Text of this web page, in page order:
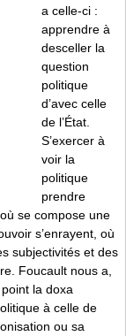
a celle-ci :
apprendre à
desceller la
question
politique
d’avec celle
de l’État.
S’exercer à
voir la
politique
prendre
se compose une
s’enrayent, où
subjectivités et des
Foucault nous a,
la doxa
à celle de
ou sa